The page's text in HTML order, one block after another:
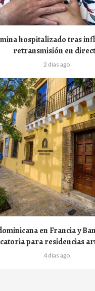
hospitalizado tras
retransmisión en
2 días ago
en Francia y
para residencias
4 días ago